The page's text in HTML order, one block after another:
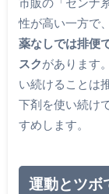
性が高い一方で、
薬なしでは排便
スクがあります
い続けることは
下剤を使い続け
すめします。
運動とツボ